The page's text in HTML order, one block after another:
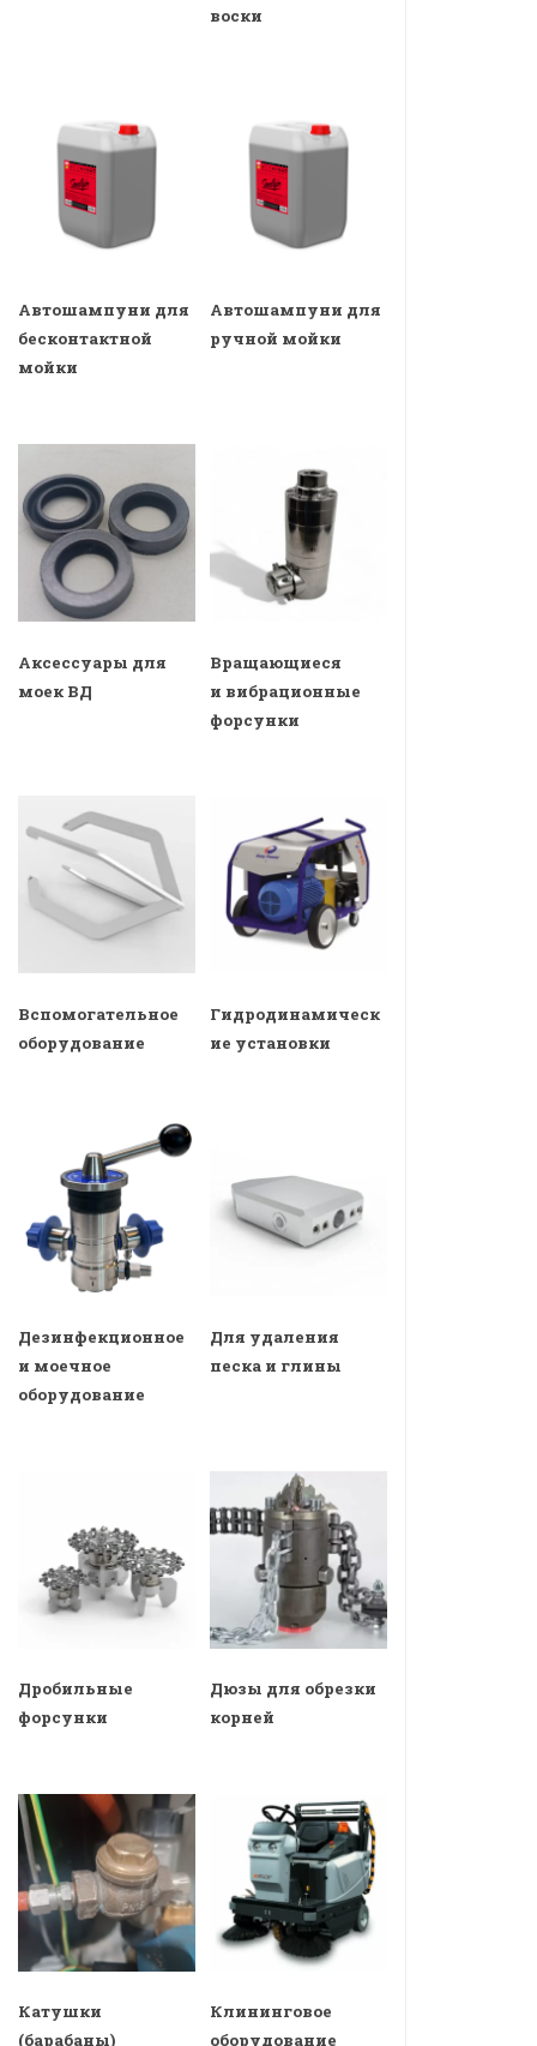
воски
Автошампуни для
бесконтактной
мойки
Автошампуни для
ручной мойки
Аксессуары для
моек ВД
Вращающиеся
и вибрационные
форсунки
Вспомогательное
оборудование
Гидродинамическ
ие установки
Дезинфекционное
и моечное
оборудование
Для удаления
песка и глины
Дробильные
форсунки
Дюзы для обрезки
корней
Катушки
(барабаны)
Клининговое
оборудование